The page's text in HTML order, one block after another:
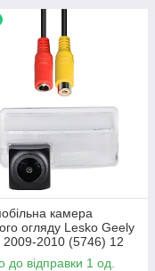
камера
огляду Lesko Geely
2009-2010 (5746) 12
до відправки 1 од.